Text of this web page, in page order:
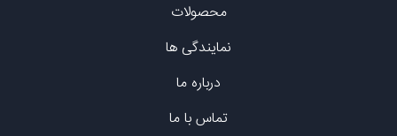
محصولات
نمایندگی ها
درباره ما
تماس با ما